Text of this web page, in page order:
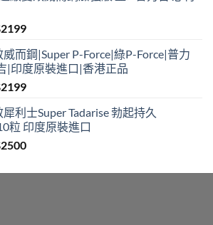
2199Price
$399
through
$2199
而鋼|Super P-Force|綠P-Force|普力
|印度原裝進口|香港正品
2199Price
$399
through
$2199
利士Super Tadarise 勃起持久
粒 印度原裝進口
2500Price
$489